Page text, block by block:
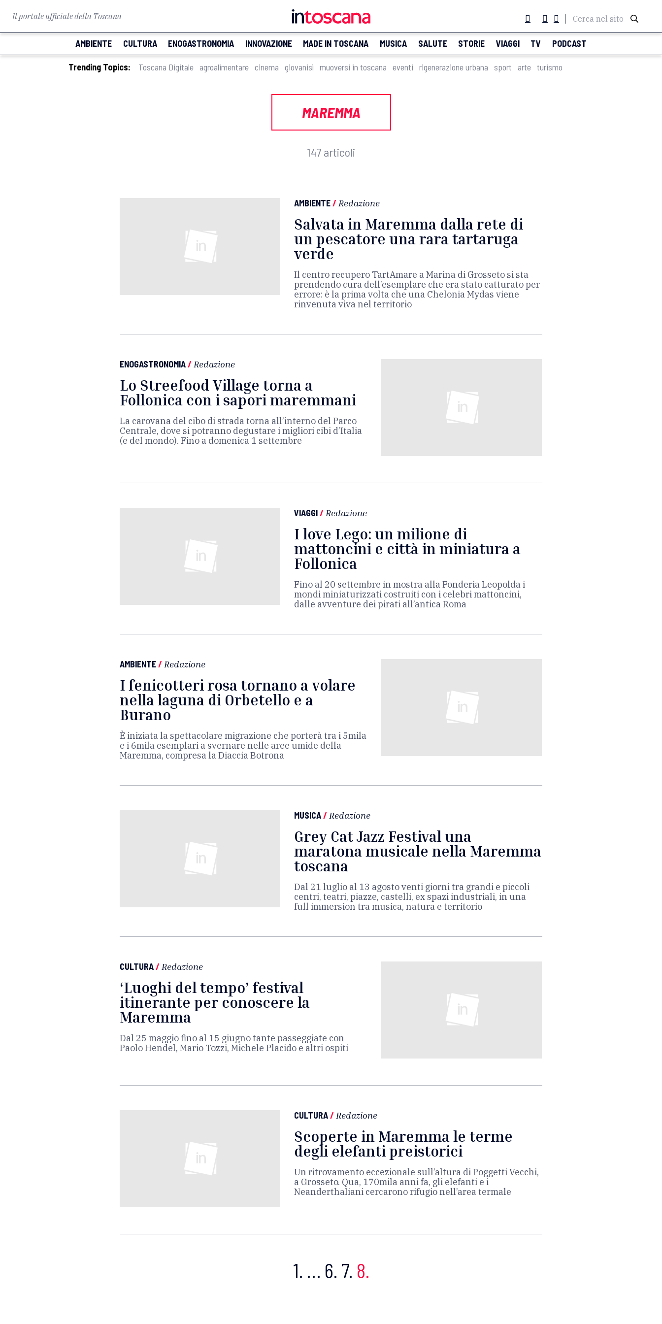
Il portale ufficiale della Toscana Cerca nel sito
AMBIENTE CULTURA ENOGASTRONOMIA INNOVAZIONE MADE IN TOSCANA MUSICA SALUTE STORIE VIAGGI TV PODCAST
Trending Topics: Toscana Digitale agroalimentare cinema giovanisì muoversi in toscana eventi rigenerazione urbana sport arte turismo
MAREMMA
147 articoli
AMBIENTE/ Redazione
Salvata in Maremma dalla rete di
un pescatore una rara tartaruga
verde
Il centro recupero TartAmare a Marina di Grosseto si sta
prendendo cura dell’esemplare che era stato catturato per
errore: è la prima volta che una Chelonia Mydas viene
rinvenuta viva nel territorio
ENOGASTRONOMIA/ Redazione
Lo Streefood Village torna a
Follonica con i sapori maremmani
La carovana del cibo di strada torna all’interno del Parco
Centrale, dove si potranno degustare i migliori cibi d’Italia
(e del mondo). Fino a domenica 1 settembre
VIAGGI/ Redazione
I love Lego: un milione di
mattoncini e città in miniatura a
Follonica
Fino al 20 settembre in mostra alla Fonderia Leopolda i
mondi miniaturizzati costruiti con i celebri mattoncini,
dalle avventure dei pirati all’antica Roma
AMBIENTE/ Redazione
I fenicotteri rosa tornano a volare
nella laguna di Orbetello e a
Burano
È iniziata la spettacolare migrazione che porterà tra i 5mila
e i 6mila esemplari a svernare nelle aree umide della
Maremma, compresa la Diaccia Botrona
MUSICA/ Redazione
Grey Cat Jazz Festival una
maratona musicale nella Maremma
toscana
Dal 21 luglio al 13 agosto venti giorni tra grandi e piccoli
centri, teatri, piazze, castelli, ex spazi industriali, in una
full immersion tra musica, natura e territorio
CULTURA/ Redazione
‘Luoghi del tempo’ festival
itinerante per conoscere la
Maremma
Dal 25 maggio fino al 15 giugno tante passeggiate con
Paolo Hendel, Mario Tozzi, Michele Placido e altri ospiti
CULTURA/ Redazione
Scoperte in Maremma le terme
degli elefanti preistorici
Un ritrovamento eccezionale sull’altura di Poggetti Vecchi,
a Grosseto. Qua, 170mila anni fa, gli elefanti e i
Neanderthaliani cercarono rifugio nell’area termale
1. … 6. 7. 8.